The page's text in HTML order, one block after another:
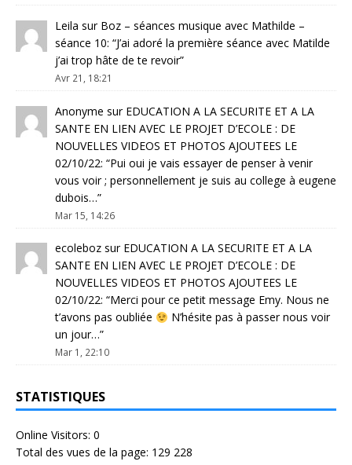
Leila sur Boz – séances musique avec Mathilde –
séance 10: “J’ai adoré la première séance avec Matilde
j’ai trop hâte de te revoir”
Avr 21, 18:21
Anonyme sur EDUCATION A LA SECURITE ET A LA
SANTE EN LIEN AVEC LE PROJET D’ECOLE : DE
NOUVELLES VIDEOS ET PHOTOS AJOUTEES LE
02/10/22: “Pui oui je vais essayer de penser à venir
vous voir ; personnellement je suis au college à eugene
dubois…”
Mar 15, 14:26
ecoleboz sur EDUCATION A LA SECURITE ET A LA
SANTE EN LIEN AVEC LE PROJET D’ECOLE : DE
NOUVELLES VIDEOS ET PHOTOS AJOUTEES LE
02/10/22: “Merci pour ce petit message Emy. Nous ne
t’avons pas oubliée
N’hésite pas à passer nous voir
un jour…”
Mar 1, 22:10
STATISTIQUES
Online Visitors: 0
Total des vues de la page: 129 228